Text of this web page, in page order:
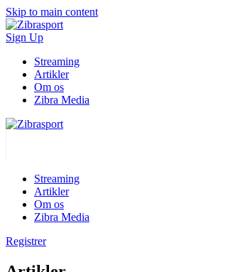
Skip to main content
Sign Up
Streaming
Artikler
Om os
Zibra Media
Streaming
Artikler
Om os
Zibra Media
Registrer